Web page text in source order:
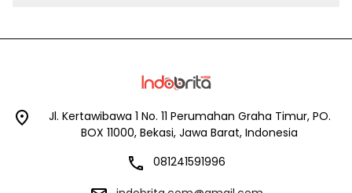
Jl. Kertawibawa 1 No. 11 Perumahan Graha Timur, PO.
BOX 11000, Bekasi, Jawa Barat, Indonesia
081241591996